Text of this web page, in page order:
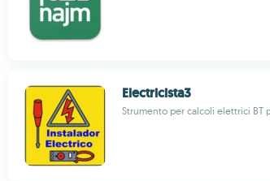
Electricista3
Strumento per calcoli elettrici BT